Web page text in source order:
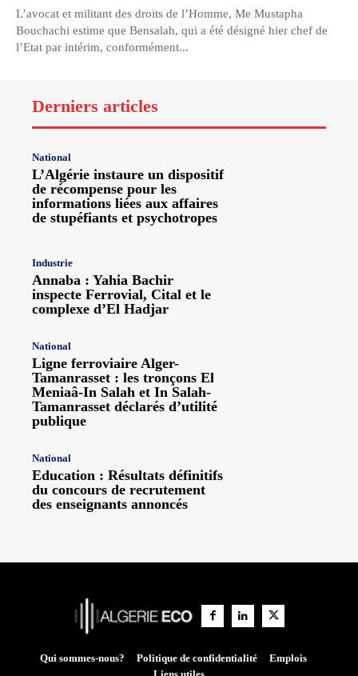
L’avocat et militant des droits de l’Homme, Me Mustapha
Bouchachi estime que Bensalah, qui a été désigné hier chef de
l’Etat par intérim, conformément...
Derniers articles
National
L’Algérie instaure un dispositif
de récompense pour les
informations liées aux affaires
de stupéfiants et psychotropes
Industrie
Annaba : Yahia Bachir
inspecte Ferrovial, Cital et le
complexe d’El Hadjar
National
Ligne ferroviaire Alger-
Tamanrasset : les tronçons El
Meniaâ-In Salah et In Salah-
Tamanrasset déclarés d’utilité
publique
National
Education : Résultats définitifs
du concours de recrutement
des enseignants annoncés
Qui sommes-nous? Politique de confidentialité
Emplois